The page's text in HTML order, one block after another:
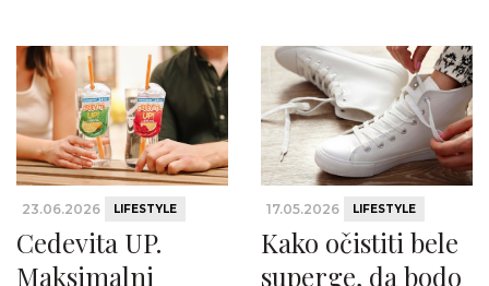
23.06.2026 LIFESTYLE
Cedevita UP.
Maksimalni
17.05.2026 LIFESTYLE
Kako očistiti bele
superge, da bodo